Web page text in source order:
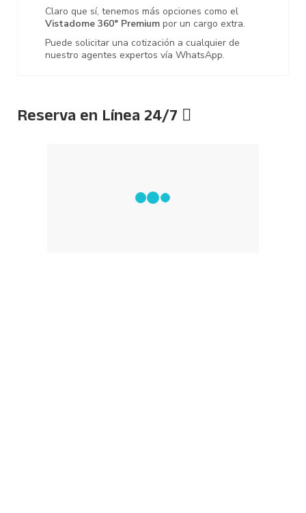
Claro que sí, tenemos más opciones como el
Vistadome 360° Premium por un cargo extra.
Puede solicitar una cotización a cualquier de
nuestro agentes expertos vía WhatsApp.
Reserva en Línea 24/7